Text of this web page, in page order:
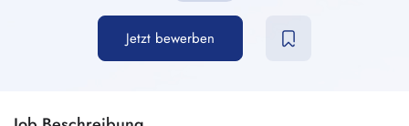
Jetzt bewerben